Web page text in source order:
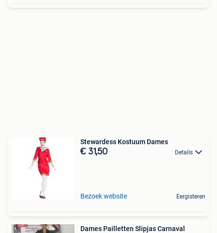
Stewardess Kostuum Dames
€ 31,50 Details
Bezoek website Eergisteren
Dames Pailletten Slipjas Carnaval